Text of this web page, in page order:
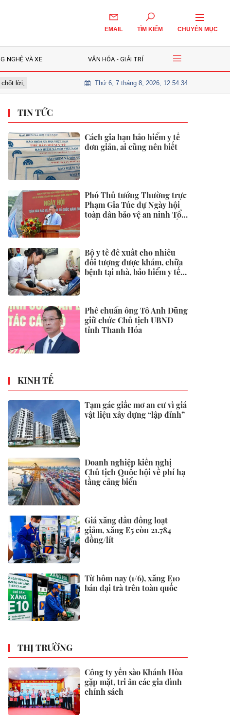
EMAIL TÌM KIẾM CHUYÊN MỤC
NGHỆ VÀ XE VĂN HÓA - GIẢI TRÍ
nên chờ nhịp điều chỉnh để giải ngân? Cô gái 26 tuổi tử vong vì nốt
Thứ 6, 7 tháng 8, 2026, 12:54:35
TIN TỨC
Cách gia hạn bảo hiểm y tế
đơn giản, ai cũng nên biết
Phó Thủ tướng Thường trực
Phạm Gia Túc dự Ngày hội
toàn dân bảo vệ an ninh Tổ
Bộ y tế đề xuất cho nhiều
đối tượng được khám, chữa
bệnh tại nhà, bảo hiểm y tế
Phê chuẩn ông Tô Anh Dũng
giữ chức Chủ tịch UBND
tỉnh Thanh Hóa
KINH TẾ
Tạm gác giấc mơ an cư vì giá
vật liệu xây dựng “lập đỉnh”
Doanh nghiệp kiến nghị
Chủ tịch Quốc hội về phí hạ
tầng cảng biển
Giá xăng dầu đồng loạt
giảm, xăng E5 còn 21.784
đồng/lít
Từ hôm nay (1/6), xăng E10
bán đại trà trên toàn quốc
THỊ TRƯỜNG
Công ty yến sào Khánh Hòa
gặp mặt, tri ân các gia đình
chính sách